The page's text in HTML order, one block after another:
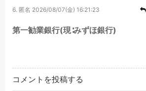
6. 匿名 2026/08/07(金) 16:21:23
第一勧業銀行(現∶みずほ銀行)
コメントを投稿する